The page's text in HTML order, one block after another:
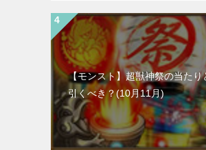
【モンスト】超獣神祭の当たり
引くべき？(10月11月)